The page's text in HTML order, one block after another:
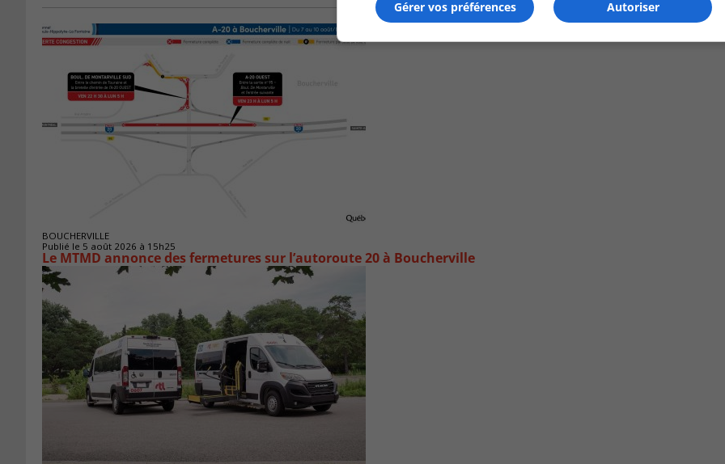
BOUCHERVILLE
Publié le 5 août 2026 à 15h25
Le MTMD annonce des fermetures sur l’autoroute 20 à Boucherville
Autoriser
Gérer vos préférences